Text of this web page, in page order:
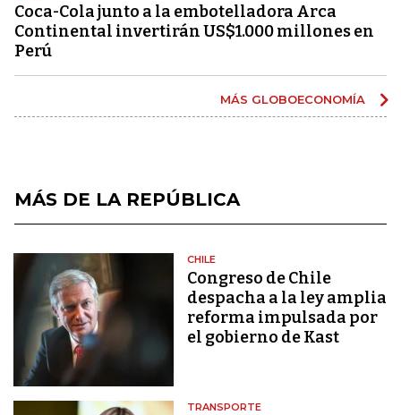
Coca-Cola junto a la embotelladora Arca
Continental invertirán US$1.000 millones en
Perú
MÁS GLOBOECONOMÍA
MÁS DE LA REPÚBLICA
CHILE
Congreso de Chile
despacha a la ley amplia
reforma impulsada por
el gobierno de Kast
TRANSPORTE